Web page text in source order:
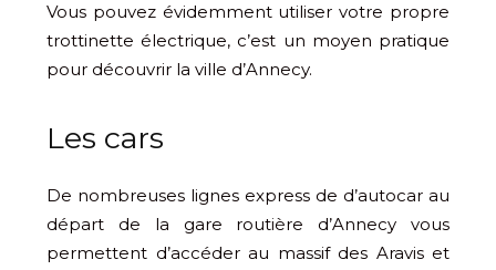
Vous pouvez évidemment utiliser votre propre
trottinette électrique, c’est un moyen pratique
pour découvrir la ville d’Annecy.
Les cars
De nombreuses lignes express de d’autocar au
départ de la gare routière d’Annecy vous
permettent d’accéder au massif des Aravis et